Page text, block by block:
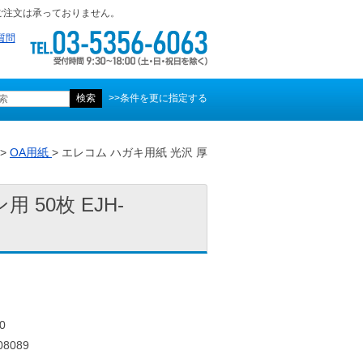
文は承っておりません。
問
>>条件を更に指定する
> OA用紙 > エレコム ハガキ用紙 光沢 厚
50枚 EJH-